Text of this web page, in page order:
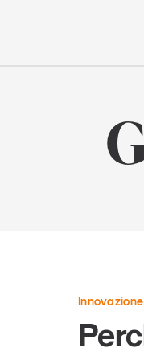
Innovazione